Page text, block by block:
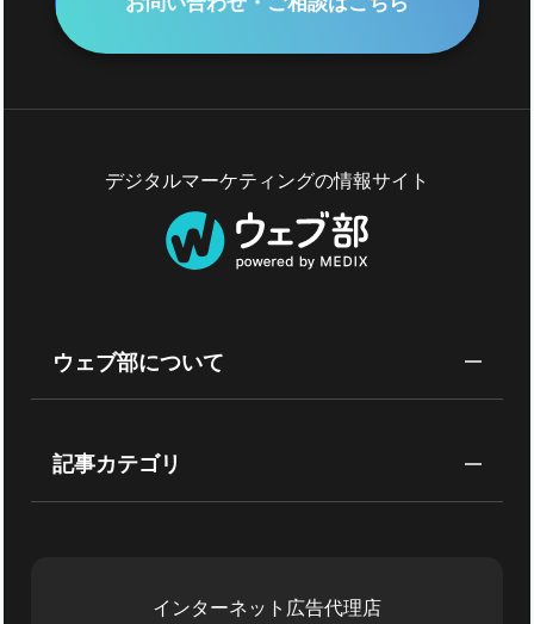
デジタルマーケティングの情報サイト
ウェブ部について
記事カテゴリ
インターネット広告代理店